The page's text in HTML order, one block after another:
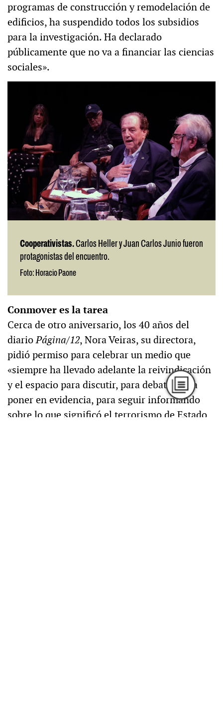
programas de construcción y remodelación de
edificios, ha suspendido todos los subsidios
para la investigación. Ha declarado
públicamente que no va a financiar las ciencias
sociales».
Cooperativistas.Carlos Heller y Juan Carlos Junio fueron
protagonistas del encuentro.
Foto: Horacio Paone
Conmover es la tarea
Cerca de otro aniversario, los 40 años del
diarioPágina/12, Nora Veiras, su directora,
pidió permiso para celebrar un medio que
«siempre ha llevado adelante la reivindicación
y el espacio para discutir, para debatir, para
poner en evidencia, para seguir informando
sobre lo que significó el terrorismo de Estado